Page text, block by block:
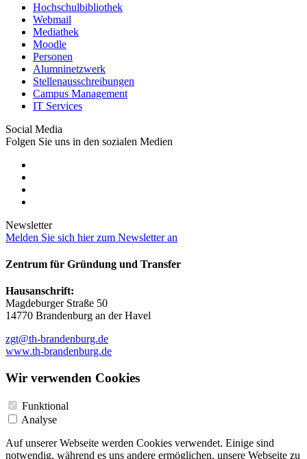
Hochschulbibliothek
Webmail
Mediathek
Moodle
Personen
Alumninetzwerk
Stellenausschreibungen
Campus Management
IT Services
Social Media
Folgen Sie uns in den sozialen Medien
Newsletter
Melden Sie sich hier zum Newsletter an
Zentrum für Gründung und Transfer
Hausanschrift:
Magdeburger Straße 50
14770 Brandenburg an der Havel
zgt@th-brandenburg.de
www.th-brandenburg.de
Wir verwenden Cookies
Funktional
Analyse
Auf unserer Webseite werden Cookies verwendet. Einige sind
notwendig, während es uns andere ermöglichen, unsere Webseite zu